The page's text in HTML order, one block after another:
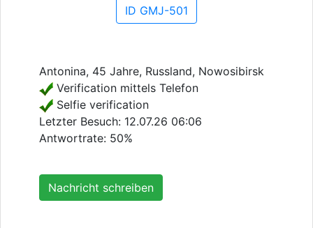
ID GMJ-501
Antonina, 45 Jahre, Russland, Nowosibirsk
Verification mittels Telefon
Selfie verification
Letzter Besuch: 12.07.26 06:06
Antwortrate: 50%
Nachricht schreiben